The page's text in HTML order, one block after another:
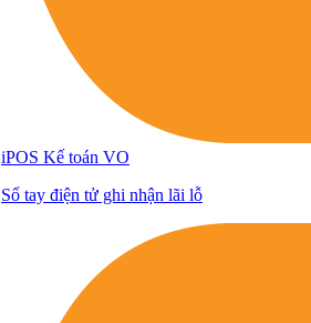
iPOS Kế toán VO
Sổ tay điện tử ghi nhận lãi lỗ